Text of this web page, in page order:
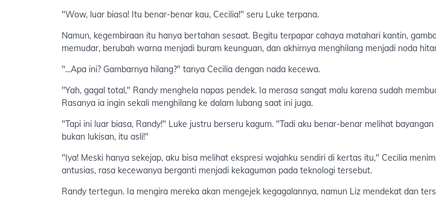
"Wow, luar biasa! Itu benar-benar kau, Cecilia!" seru Luke terpana.
Namun, kegembiraan itu hanya bertahan sesaat. Begitu terpapar cahaya matahari kantin,
memudar, berubah warna menjadi buram keunguan, dan akhirnya menghilang menjadi noda
"...Apa ini? Gambarnya hilang?" tanya Cecilia dengan nada kecewa.
"Yah, gagal total," Randy menghela napas pendek. Ia merasa sangat malu karena sudah
Rasanya ia ingin sekali menghilang ke dalam lubang saat ini juga.
"Tapi ini luar biasa, Randy!" Luke justru berseru kagum. "Tadi aku benar-benar melihat
bukan lukisan, itu asli!"
"Iya! Meski hanya sekejap, aku bisa melihat ekspresi wajahku sendiri di kertas itu," Cecilia
antusias, rasa kecewanya berganti menjadi kekaguman pada teknologi tersebut.
Randy tertegun. Ia mengira mereka akan mengejek kegagalannya, namun Liz mendekat dan